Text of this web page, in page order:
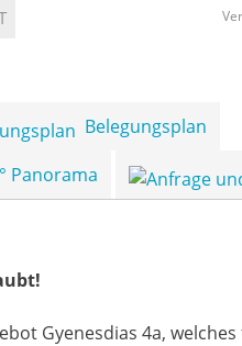
Belegungsplan
Panorama
Gyenesdias 4a,